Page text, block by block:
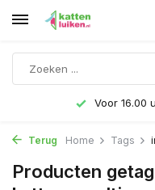
Voor 16.00
Terug Home Tags
Producten